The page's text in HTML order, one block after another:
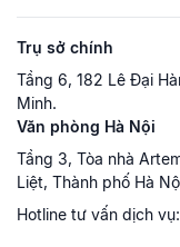
Trụ sở chính
Tầng 6, 182 Lê Đại
Minh.
Văn phòng Hà Nội
Tầng 3, Tòa nhà
Liệt, Thành phố Hà
Hotline tư vấn dịch vụ: